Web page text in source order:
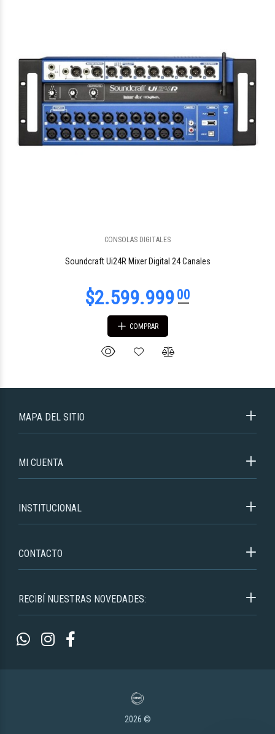
CONSOLAS DIGITALES
Soundcraft Ui24R Mixer Digital 24 Canales
COMPRAR
RECIBÍ NUESTRAS NOVEDADES:
MAPA DEL SITIO
MI CUENTA
INSTITUCIONAL
CONTACTO
2026 ©